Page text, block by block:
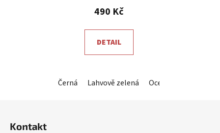
produktu
5,0
z
490 Kč
DETAIL
Černá Lahvově zelená Ocelová šedá
Kontakt